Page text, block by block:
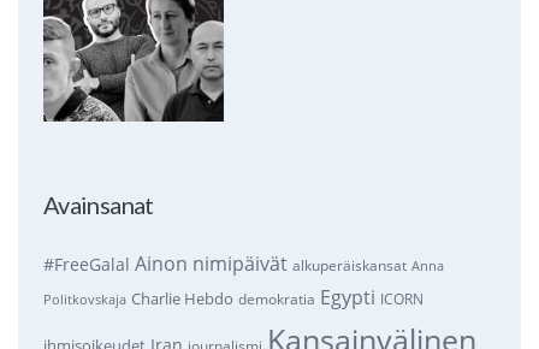
Avainsanat
#FreeGalal Ainon nimipäivät alkuperäiskansat Anna
Politkovskaja Charlie Hebdo demokratia Egypti ICORN
Kansainvälinen